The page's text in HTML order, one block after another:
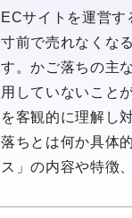
ECサイトを運営
寸前で売れなくな
す。かご落ちの主
用していないこと
を客観的に理解し
落ちとは何か具体
ス」の内容や特徴